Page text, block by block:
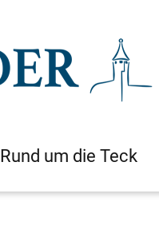
Rund um die Teck